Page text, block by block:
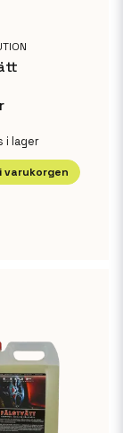
i lager
varukorgen